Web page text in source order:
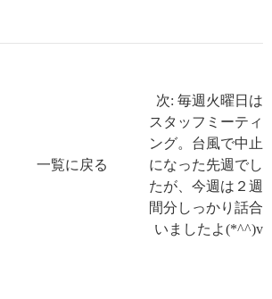
一覧に戻る
次: 毎週火曜日は
スタッフミーティ
ング。台風で中止
になった先週でし
たが、今週は２週
間分しっかり話合
いましたよ(*^^)v